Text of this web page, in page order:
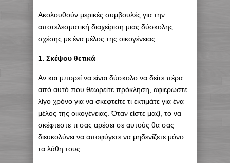
Ακολουθούν μερικές συμβουλές για την
αποτελεσματική διαχείριση μιας δύσκολης
σχέσης με ένα μέλος της οικογένειας.
1. Σκέψου θετικά
Αν και μπορεί να είναι δύσκολο να δείτε πέρα
από αυτό που θεωρείτε πρόκληση, αφιερώστε
λίγο χρόνο για να σκεφτείτε τι εκτιμάτε για ένα
μέλος της οικογένειας. Όταν είστε μαζί, το να
σκέφτεστε τι σας αρέσει σε αυτούς θα σας
διευκολύνει να αποφύγετε να μηδενίζετε μόνο
τα λάθη τους.